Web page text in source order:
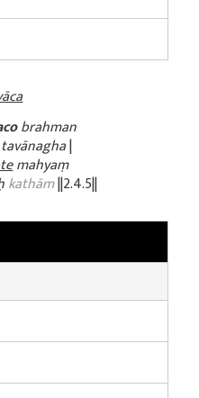
brahman
|
mahyaṃ
kathām||2.4.5||